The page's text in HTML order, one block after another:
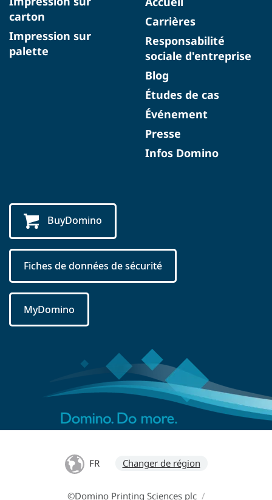
carton
Impression sur
palette
Carrières
Responsabilité
sociale d'entreprise
Blog
Études de cas
Événement
Presse
Infos Domino
BuyDomino
Fiches de données de sécurité
MyDomino
FR Changer de région
©Domino Printing Sciences plc /